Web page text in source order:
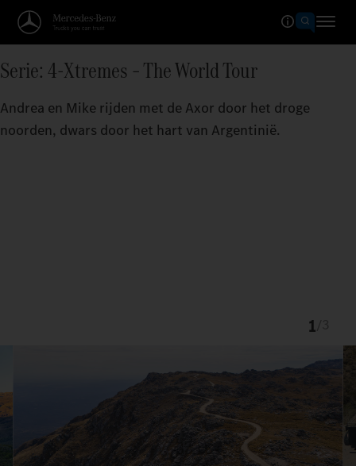
Serie: 4-Xtremes – The World Tour
Andrea en Mike rijden met de Axor door het droge
noorden, dwars door het hart van Argentinië.
1